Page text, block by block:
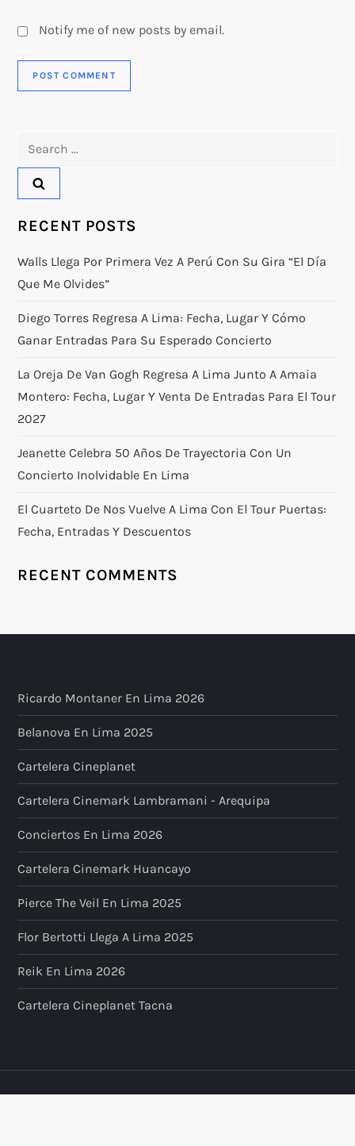
Notify me of new posts by email.
RECENT POSTS
Walls Llega Por Primera Vez A Perú Con Su Gira “El Día
Que Me Olvides”
Diego Torres Regresa A Lima: Fecha, Lugar Y Cómo
Ganar Entradas Para Su Esperado Concierto
La Oreja De Van Gogh Regresa A Lima Junto A Amaia
Montero: Fecha, Lugar Y Venta De Entradas Para El Tour
2027
Jeanette Celebra 50 Años De Trayectoria Con Un
Concierto Inolvidable En Lima
El Cuarteto De Nos Vuelve A Lima Con El Tour Puertas:
Fecha, Entradas Y Descuentos
RECENT COMMENTS
Ricardo Montaner En Lima 2026
Belanova En Lima 2025
Cartelera Cineplanet
Cartelera Cinemark Lambramani - Arequipa
Conciertos En Lima 2026
Cartelera Cinemark Huancayo
Pierce The Veil En Lima 2025
Flor Bertotti Llega A Lima 2025
Reik En Lima 2026
Cartelera Cineplanet Tacna